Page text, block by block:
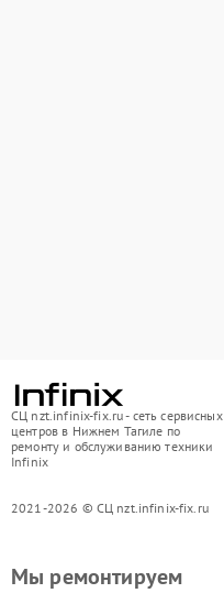
СЦ nzt.infinix-fix.ru - сеть сервисных
центров в Нижнем Тагиле по
ремонту и обслуживанию техники
Infinix
2021-2026 © СЦ nzt.infinix-fix.ru
Мы ремонтируем